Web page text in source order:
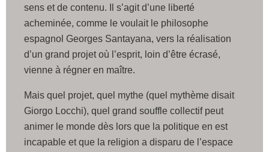
sens et de contenu. Il s’agit d’une liberté
acheminée, comme le voulait le philosophe
espagnol Georges Santayana, vers la réalisation
d’un grand projet où l’esprit, loin d’être écrasé,
vienne à régner en maître.
Mais quel projet, quel mythe (quel mythème disait
Giorgo Locchi), quel grand souffle collectif peut
animer le monde dès lors que la politique en est
incapable et que la religion a disparu de l’espace